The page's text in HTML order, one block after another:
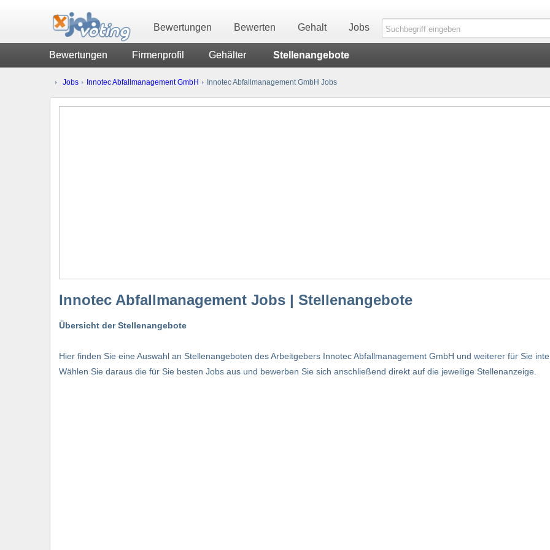
Bewertungen Bewerten Gehalt Jobs
Bewertungen Firmenprofil Gehälter Stellenangebote
Jobs Innotec Abfallmanagement GmbH Innotec Abfallmanagement GmbH Jobs
Innotec Abfallmanagement Jobs | Stellenangebote
Übersicht der Stellenangebote
Hier finden Sie eine Auswahl an Stellenangeboten des Arbeitgebers Innotec Abfallmanagement GmbH und weiterer für Sie
Wählen Sie daraus die für Sie besten Jobs aus und bewerben Sie sich anschließend direkt auf die jeweilige Stellenanzeige.